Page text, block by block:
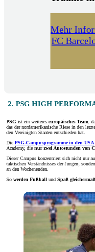
Mehr
FC
2. PSG HIGH
PSG ist ein weiteres europäisches Team ,
das der nordamerikanische Riese in den
den Vereinigten Staaten entschieden hat.
Die PSG-Campusprogramme in den USA
Academy, die nur zwei Autostunden von
Dieser Campus konzentriert sich nicht nur
taktischen Verständnisses der Jungen,
an den Wochenenden.
So werden Fußball und Spaß